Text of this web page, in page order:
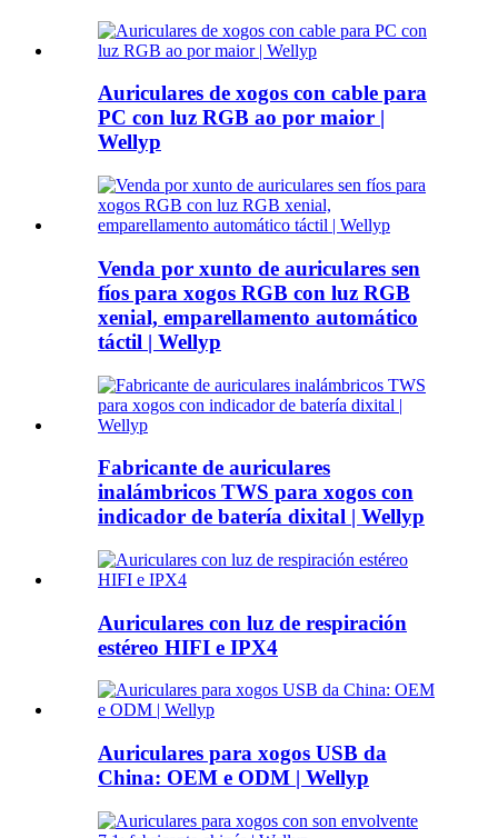
Auriculares de xogos con cable para
PC con luz RGB ao por maior |
Wellyp
Venda por xunto de auriculares sen
fíos para xogos RGB con luz RGB
xenial, emparellamento automático
táctil | Wellyp
Fabricante de auriculares
inalámbricos TWS para xogos con
indicador de batería dixital | Wellyp
Auriculares con luz de respiración
estéreo HIFI e IPX4
Auriculares para xogos USB da
China: OEM e ODM | Wellyp